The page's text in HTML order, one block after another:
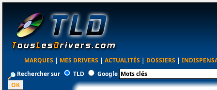
MARQUES | MES DRIVERS | ACTUALITÉS | DOSSIERS |
Rechercher sur
TLD Google